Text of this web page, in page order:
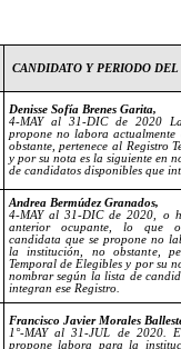
CANDIDATO Y PERIODO
Denisse Sofía Brenes Garita,
4-MAY al 31-DIC de 2020
propone no labora
obstante, pertenece al Registro
y por su nota es la siguiente en
de candidatos disponibles que
Andrea Bermúdez Granados,
4-MAY al 31-DIC de 2020, o
anterior ocupante, lo que
candidata que se propone no
la institución, no obstante,
Temporal de Elegibles y por su
nombrar según la lista de
integran ese Registro.
Francisco Javier Morales
1°-MAY al 31-JUL de 2020.
propone labora para la